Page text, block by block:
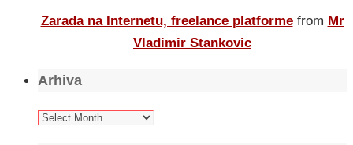
Zarada na Internetu, freelance platforme from Mr
Vladimir Stankovic
Arhiva
Arhiva